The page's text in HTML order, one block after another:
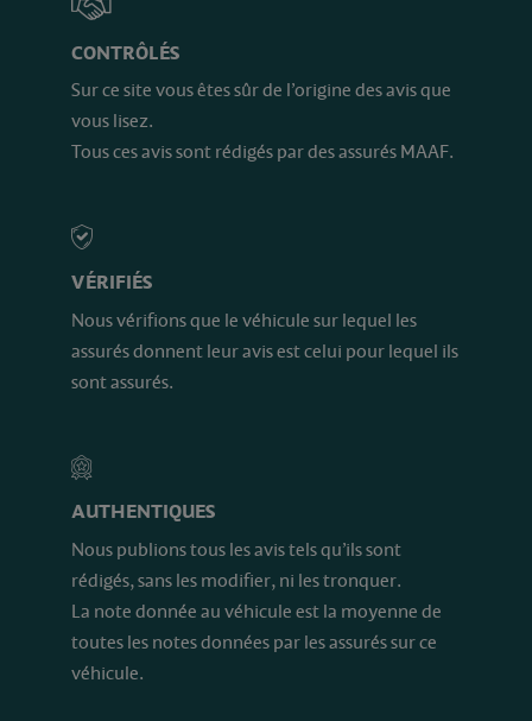
CONTRÔLÉS
Sur ce site vous êtes sûr de l’origine des avis que
vous lisez.
Tous ces avis sont rédigés par des assurés MAAF.
VÉRIFIÉS
Nous vérifions que le véhicule sur lequel les
assurés donnent leur avis est celui pour lequel ils
sont assurés.
AUTHENTIQUES
Nous publions tous les avis tels qu’ils sont
rédigés, sans les modifier, ni les tronquer.
La note donnée au véhicule est la moyenne de
toutes les notes données par les assurés sur ce
véhicule.